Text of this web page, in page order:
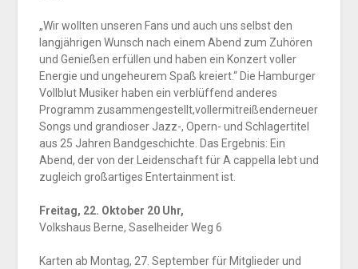
„Wir wollten unseren Fans und auch uns selbst den
langjährigen Wunsch nach einem Abend zum Zuhören
und Genießen erfüllen und haben ein Konzert voller
Energie und ungeheurem Spaß kreiert.“ Die Hamburger
Vollblut Musiker haben ein verblüffend anderes
Programm zusammengestellt,vollermitreißenderneuer
Songs und grandioser Jazz-, Opern- und Schlagertitel
aus 25 Jahren Bandgeschichte. Das Ergebnis: Ein
Abend, der von der Leidenschaft für A cappella lebt und
zugleich großartiges Entertainment ist.
Freitag, 22. Oktober 20 Uhr,
Volkshaus Berne, Saselheider Weg 6
Karten ab Montag, 27. September für Mitglieder und